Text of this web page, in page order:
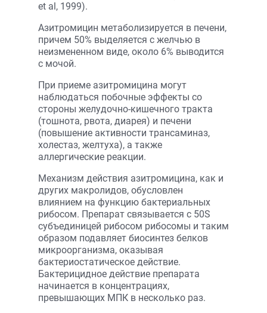
et al, 1999).
Азитромицин метаболизируется в печени,
причем 50% выделяется с желчью в
неизмененном виде, около 6% выводится
с мочой.
При приеме азитромицина могут
наблюдаться побочные эффекты со
стороны желудочно-кишечного тракта
(тошнота, рвота, диарея) и печени
(повышение активности трансаминаз,
холестаз, желтуха), а также
аллергические реакции.
Механизм действия азитромицина, как и
других макролидов, обусловлен
влиянием на функцию бактериальных
рибосом. Препарат связывается с 50S
субъединицей рибосом рибосомы и таким
образом подавляет биосинтез белков
микроорганизма, оказывая
бактериостатическое действие.
Бактерицидное действие препарата
начинается в концентрациях,
превышающих МПК в несколько раз.